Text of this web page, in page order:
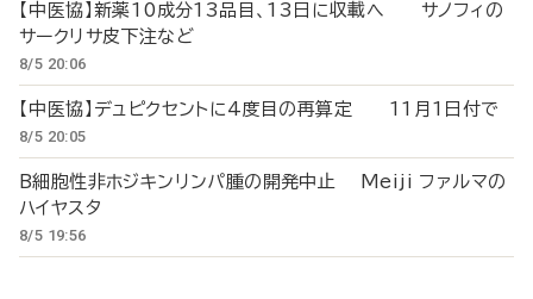
【中医協】新薬10成分13品目、13日に収載へ サノフィの
サークリサ皮下注など
8/5 20:06
【中医協】デュピクセントに4度目の再算定 11月1日付で
8/5 20:05
B細胞性非ホジキンリンパ腫の開発中止 Meiji ファルマの
ハイヤスタ
8/5 19:56